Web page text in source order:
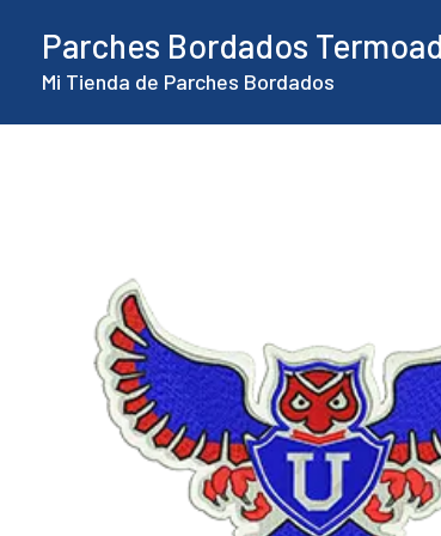
contenido
Parches Bordados
Mi Tienda de Parches Bordados